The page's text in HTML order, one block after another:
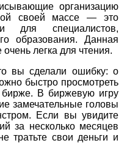
организацию
своей массе — это
для специалистов,
образования. Данная
легка для чтения.
вы сделали ошибку: о
быстро просмотреть
В биржевую игру
замечательные головы
Если вы увидите
за несколько месяцев
тратьте свои деньги и